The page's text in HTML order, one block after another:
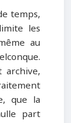
temps,
les
au
que la
part